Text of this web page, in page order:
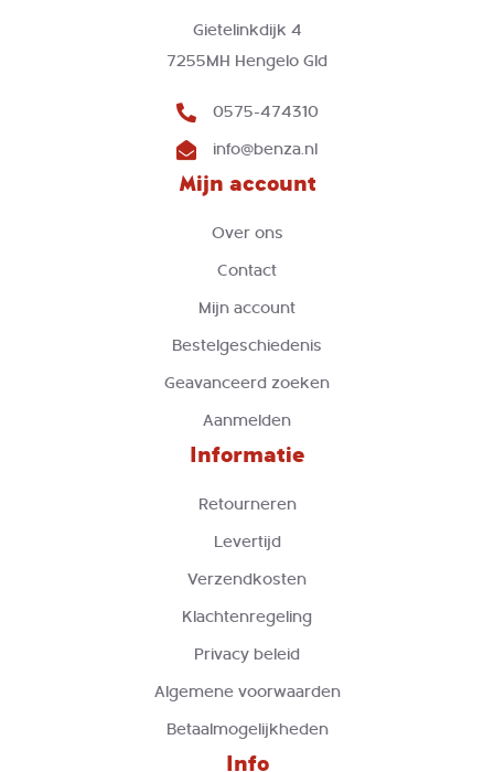
Gietelinkdijk 4
7255MH Hengelo Gld
0575-474310
info@benza.nl
Mijn account
Over ons
Contact
Mijn account
Bestelgeschiedenis
Geavanceerd zoeken
Aanmelden
Informatie
Retourneren
Levertijd
Verzendkosten
Klachtenregeling
Privacy beleid
Algemene voorwaarden
Betaalmogelijkheden
Info